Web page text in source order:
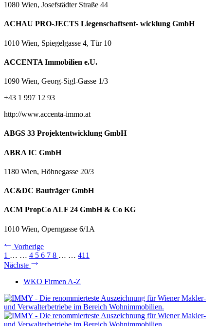
1080 Wien, Josefstädter Straße 44
ACHAU PRO-JECTS Liegenschaftsent- wicklung GmbH
1010 Wien, Spiegelgasse 4, Tür 10
ACCENTA Immobilien e.U.
1090 Wien, Georg-Sigl-Gasse 1/3
+43 1 997 12 93
http://www.accenta-immo.at
ABGS 33 Projektentwicklung GmbH
ABRA IC GmbH
1180 Wien, Höhnegasse 20/3
AC&DC Bauträger GmbH
ACM PropCo ALF 24 GmbH & Co KG
1010 Wien, Operngasse 6/1A
Vorherige
1 … … 4 5 6 7 8 … … 411
Nächste
WKO Firmen A-Z